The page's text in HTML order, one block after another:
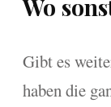
Wo
Gibt es
haben die